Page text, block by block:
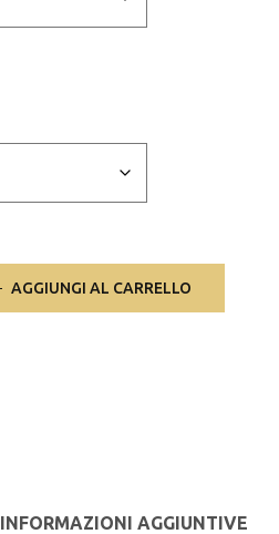
AGGIUNGI AL CARRELLO
INFORMAZIONI AGGIUNTIVE